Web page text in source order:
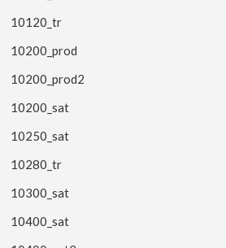
10120_tr
10200_prod
10200_prod2
10200_sat
10250_sat
10280_tr
10300_sat
10400_sat